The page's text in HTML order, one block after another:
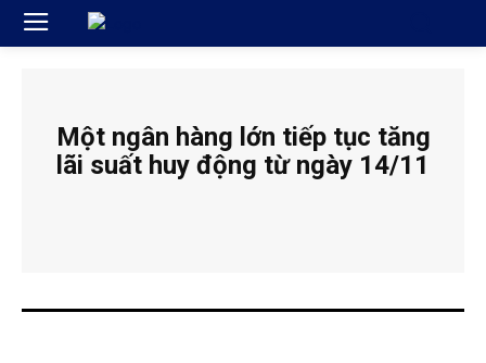
Một ngân hàng lớn tiếp tục tăng
lãi suất huy động từ ngày 14/11